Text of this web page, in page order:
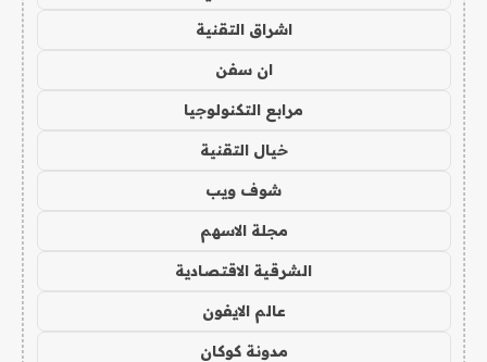
اشراق التقنية
ان سفن
مرابع التكنولوجيا
خيال التقنية
شوف ويب
مجلة الاسهم
الشرقية الاقتصادية
عالم الايفون
مدونة كوكان